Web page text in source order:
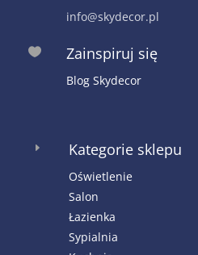
info@skydecor.pl
 Zainspiruj się
Blog Skydecor
E Kategorie sklepu
Oświetlenie
Salon
Łazienka
Sypialnia